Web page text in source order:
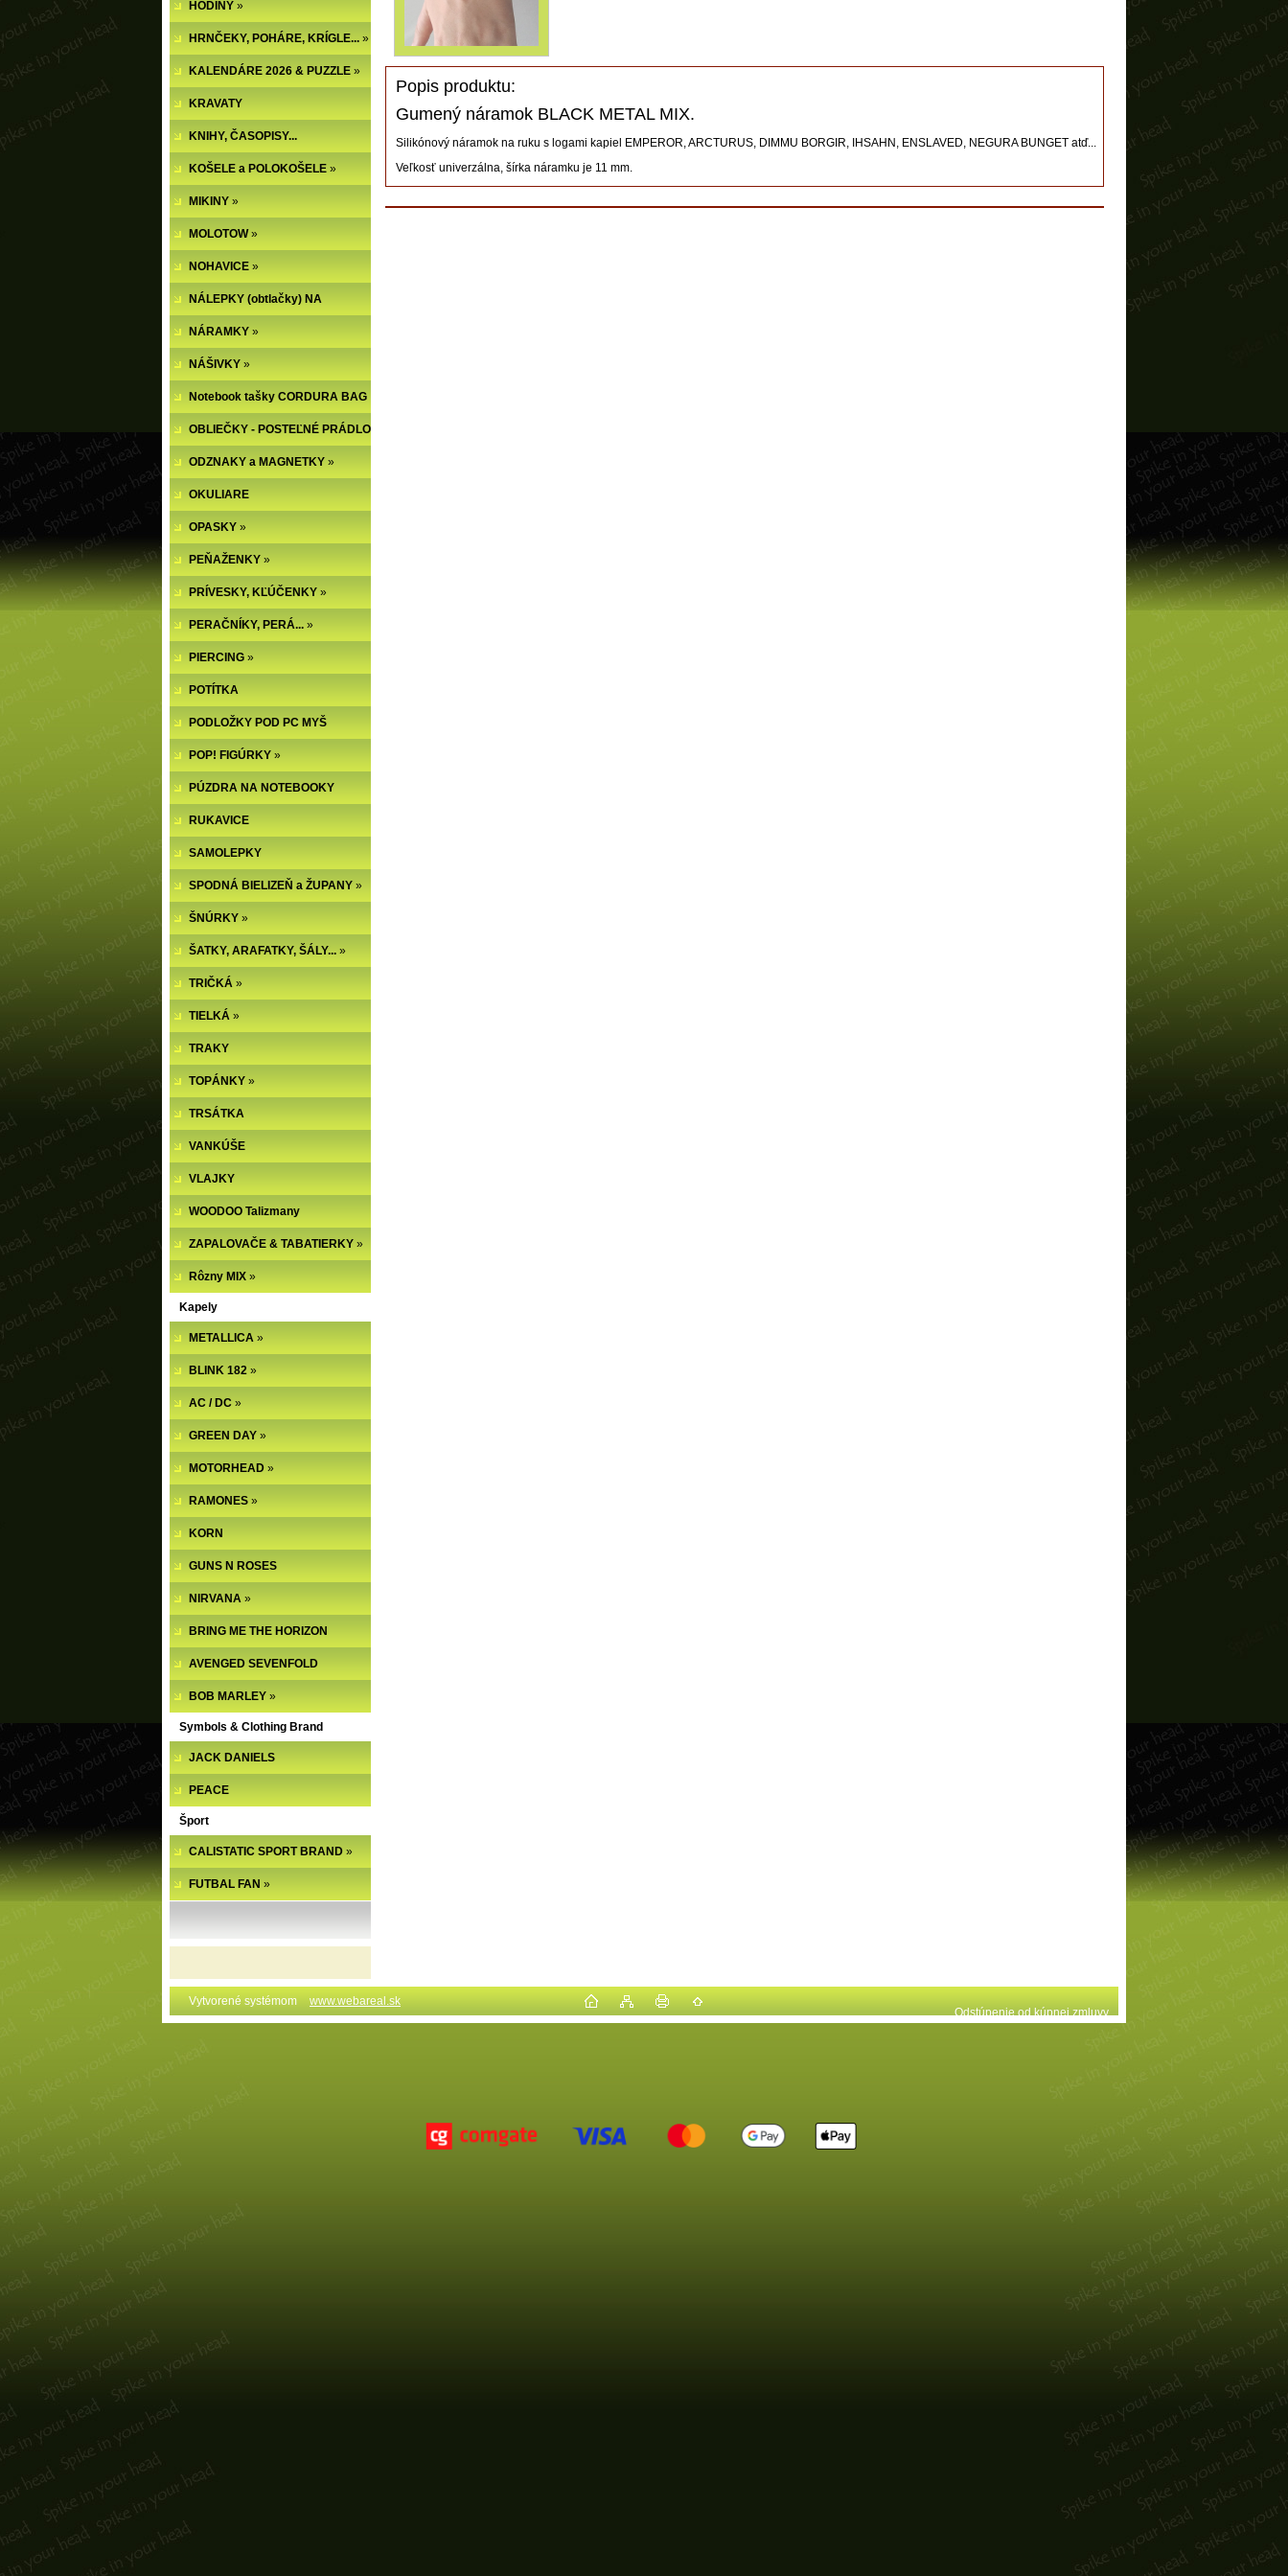
HODINY »
HRNČEKY, POHÁRE, KRÍGLE... »
KALENDÁRE 2026 & PUZZLE »
KRAVATY
KNIHY, ČASOPISY...
KOŠELE a POLOKOŠELE »
MIKINY »
MOLOTOW»
NOHAVICE »
NÁLEPKY (obtlačky) NA
NECHTY
NÁRAMKY »
NÁŠIVKY »
Notebook tašky CORDURA BAG
OBLIEČKY - POSTEĽNÉ PRÁDLO
ODZNAKY a MAGNETKY »
OKULIARE
OPASKY »
PEŇAŽENKY »
PRÍVESKY, KĽÚČENKY »
PERAČNÍKY, PERÁ... »
PIERCING »
POTÍTKA
PODLOŽKY POD PC MYŠ
POP! FIGÚRKY »
PÚZDRA NA NOTEBOOKY
RUKAVICE
SAMOLEPKY
SPODNÁ BIELIZEŇ a ŽUPANY »
ŠNÚRKY »
ŠATKY, ARAFATKY, ŠÁLY... »
TRIČKÁ »
TIELKÁ »
TRAKY
TOPÁNKY »
TRSÁTKA
VANKÚŠE
VLAJKY
WOODOO Talizmany
ZAPALOVAČE & TABATIERKY »
Rôzny MIX »
Kapely
METALLICA »
BLINK 182 »
AC / DC »
GREEN DAY »
MOTORHEAD »
RAMONES »
KORN
GUNS N ROSES
NIRVANA »
BRING ME THE HORIZON
AVENGED SEVENFOLD
BOB MARLEY »
Symbols & Clothing Brand
JACK DANIELS
PEACE
Šport
CALISTATIC SPORT BRAND »
FUTBAL FAN »
Popis produktu:
Gumený náramok BLACK METAL MIX.
Silikónový náramok na ruku s logami kapiel EMPEROR, ARCTURUS, DIMMU BORGIR, IHSAHN, ENSLAVED, NEGURA BUNGET atď...
Veľkosť univerzálna, šírka náramku je 11 mm.
Vytvorené systémom
www.webareal.sk
Odstúpenie od kúpnej zmluvy